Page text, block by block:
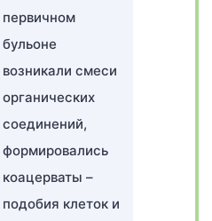
первичном
бульоне
возникали смеси
органических
соединений,
формировались
коацерваты –
подобия клеток и